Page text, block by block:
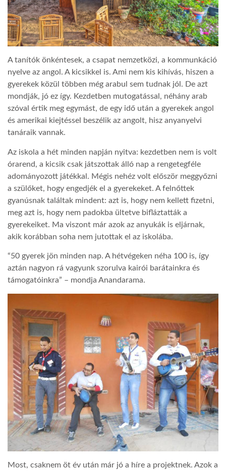
A tanítók önkéntesek, a csapat nemzetközi, a kommunkáció
nyelve az angol. A kicsikkel is. Ami nem kis kihívás, hiszen a
gyerekek közül többen még arabul sem tudnak jól. De azt
mondják, jó ez így. Kezdetben mutogatással, néhány arab
szóval értik meg egymást, de egy idő után a gyerekek angol
és amerikai kiejtéssel beszélik az angolt, hisz anyanyelvi
tanáraik vannak.
Az iskola a hét minden napján nyitva: kezdetben nem is volt
órarend, a kicsik csak játszottak álló nap a rengetegféle
adományozott játékkal. Mégis nehéz volt először meggyőzni
a szülőket, hogy engedjék el a gyerekeket. A felnőttek
gyanúsnak találtak mindent: azt is, hogy nem kellett fizetni,
meg azt is, hogy nem padokba ültetve bifláztatták a
gyerekeiket. Ma viszont már azok az anyukák is eljárnak,
akik korábban soha nem jutottak el az iskolába.
“50 gyerek jön minden nap. A hétvégeken néha 100 is, így
aztán nagyon rá vagyunk szorulva kairói barátainkra és
támogatóinkra” – mondja Anandarama.
Most, csaknem öt év után már jó a híre a projektnek. Azok a